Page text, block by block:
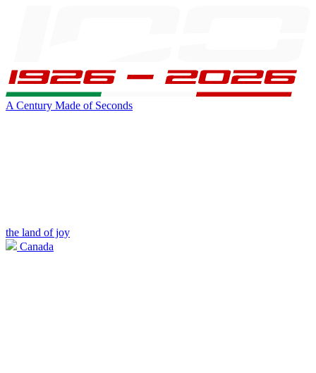
A Century Made of Seconds
the land of joy
Canada